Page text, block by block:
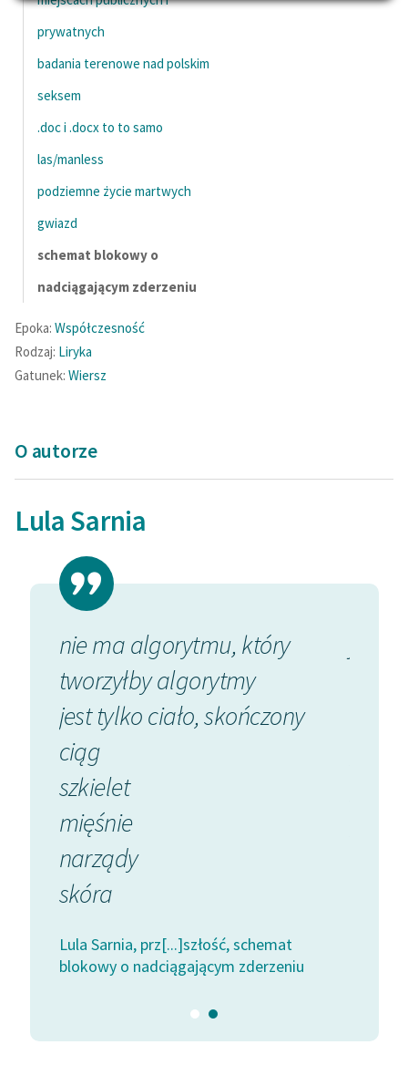
słuchania dla uczennic i
uczniów z
Popularyzacja
skandynawskiej literatury
Ręce pełne poezji
twórców przechodzących
do domeny publicznej,
lektur szkolnych oraz
Szkoła Poezji Wolnych
O nas
Kontakt
O projekcie
Zasady wykorzystania
Materiały promocyjne
Polityka prywatności
Regulamin biblioteki
sprawozdania finansowe
Regulamin darowizn
wrażliwych
prywatnych
badania terenowe nad polskim
seksem
.doc i .docx to to samo
las/manless
podziemne życie martwych
gwiazd
schemat blokowy o
nadciągającym zderzeniu
Epoka: Współczesność
Rodzaj: Liryka
Gatunek: Wiersz
O autorze
Lula Sarnia
nie ma algorytmu, który
tworzyłby algorytmy
jest tylko ciało, skończony
ciąg
szkielet
mięśnie
narządy
skóra
Lula Sarnia, prz[...]szłość, schemat
blokowy o nadciągającym zderzeniu